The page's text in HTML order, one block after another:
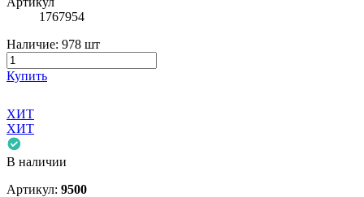
1767954
Наличие: 978 шт
Купить
ХИТ
ХИТ
В наличии
Артикул: 9500